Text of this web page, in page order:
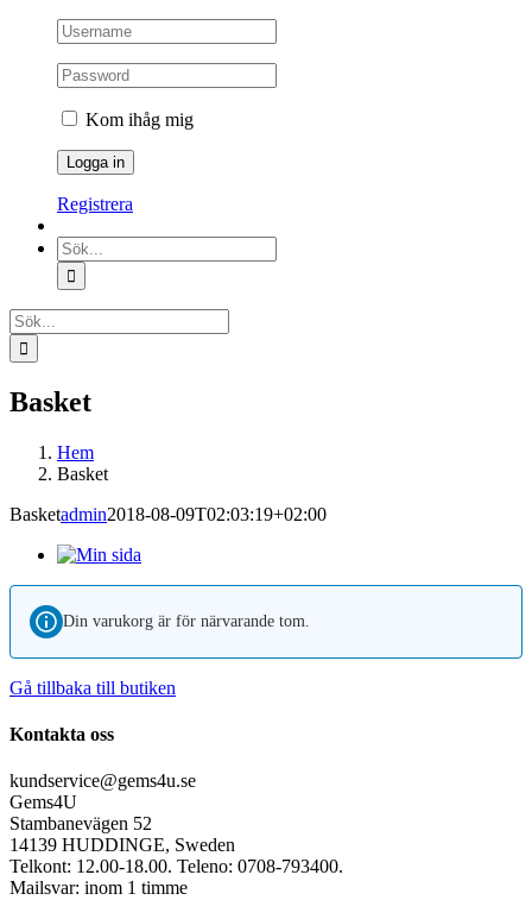
Kom ihåg mig
Registrera
Sök
efter:
Sök
efter:
Basket
Hem
Basket
Basketadmin2018-08-09T02:03:19+02:00
Din varukorg är för närvarande tom.
Gå tillbaka till butiken
Kontakta oss
kundservice@gems4u.se
Gems4U
Stambanevägen 52
14139 HUDDINGE, Sweden
Telkont: 12.00-18.00. Teleno: 0708-793400.
Mailsvar: inom 1 timme